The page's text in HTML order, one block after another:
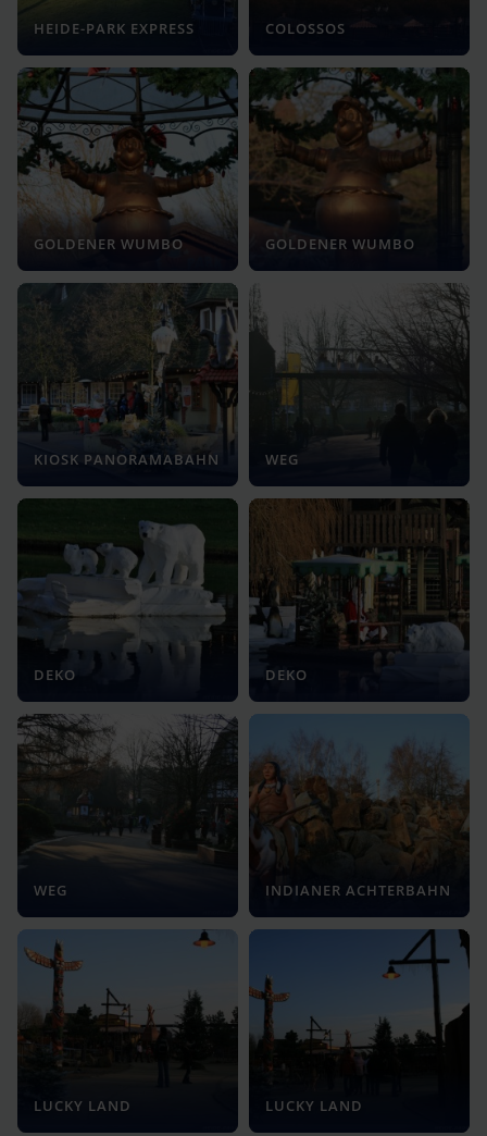
HEIDE-PARK EXPRESS COLOSSOS
GOLDENER WUMBO GOLDENER WUMBO
KIOSK PANORAMABAHN WEG
DEKO DEKO
WEG INDIANER ACHTERBAHN
LUCKY LAND LUCKY LAND